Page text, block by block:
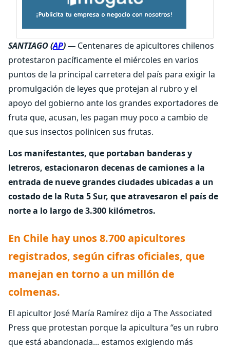
SANTIAGO (AP) — Centenares de apicultores chilenos
protestaron pacíficamente el miércoles en varios
puntos de la principal carretera del país para exigir la
promulgación de leyes que protejan al rubro y el
apoyo del gobierno ante los grandes exportadores de
fruta que, acusan, les pagan muy poco a cambio de
que sus insectos polinicen sus frutas.
Los manifestantes, que portaban banderas y
letreros, estacionaron decenas de camiones a la
entrada de nueve grandes ciudades ubicadas a un
costado de la Ruta 5 Sur, que atravesaron el país de
norte a lo largo de 3.300 kilómetros.
En Chile hay unos 8.700 apicultores
registrados, según cifras oficiales, que
manejan en torno a un millón de
colmenas.
El apicultor José María Ramírez dijo a The Associated
Press que protestan porque la apicultura “es un rubro
que está abandonada... estamos exigiendo más